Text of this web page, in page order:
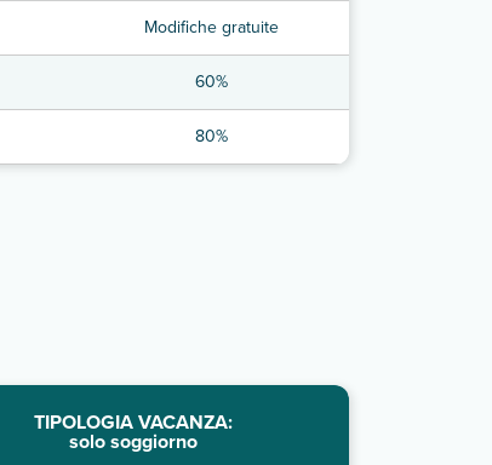
Modifiche gratuite
60%
80%
TIPOLOGIA VACANZA:
solo soggiorno